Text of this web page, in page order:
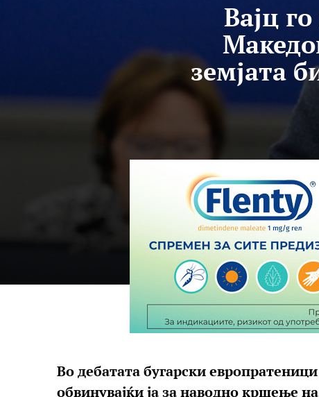
Вајц
земјата
Во дебатата бугарски
обвинувајќи ја за наводно кршење